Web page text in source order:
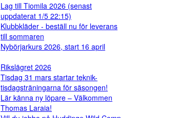
Lag till Tiomila 2026 (senast
uppdaterat 1/5 22:15)
Klubbkläder - beställ nu för leverans
till sommaren
Nybörjarkurs 2026, start 16 april
Rikslägret 2026
Tisdag 31 mars startar teknik-
tisdagsträningarna för säsongen!
Lär känna ny löpare – Välkommen
Thomas Laraia!